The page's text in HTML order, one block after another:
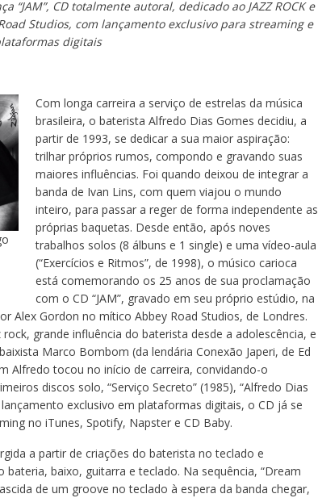
CD totalmente autoral, dedicado ao JAZZ ROCK e
Studios, com lançamento exclusivo para streaming e
digitais
Com longa carreira a serviço de estrelas da música
brasileira, o baterista Alfredo Dias Gomes decidiu, a
partir de 1993, se dedicar a sua maior aspiração:
trilhar próprios rumos, compondo e gravando suas
maiores influências. Foi quando deixou de integrar a
banda de Ivan Lins, com quem viajou o mundo
inteiro, para passar a reger de forma independente as
próprias baquetas. Desde então, após noves
trabalhos solos (8 álbuns e 1 single) e uma vídeo-aula
(“Exercícios e Ritmos”, de 1998), o músico carioca
está comemorando os 25 anos de sua proclamação
com o CD “JAM”, gravado em seu próprio estúdio, na
Alex Gordon no mítico Abbey Road Studios, de Londres.
grande influência do baterista desde a adolescência, e
Marco Bombom (da lendária Conexão Japeri, de Ed
Alfredo tocou no início de carreira, convidando-o
discos solo, “Serviço Secreto” (1985), “Alfredo Dias
exclusivo em plataformas digitais, o CD já se
no iTunes, Spotify, Napster e CD Baby.
a partir de criações do baterista no teclado e
baixo, guitarra e teclado. Na sequência, “Dream
de um groove no teclado à espera da banda chegar,